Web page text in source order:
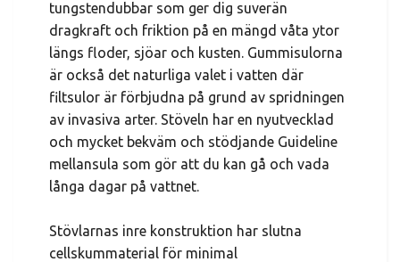
tungstendubbar som ger dig suverän
dragkraft och friktion på en mängd våta ytor
längs floder, sjöar och kusten. Gummisulorna
är också det naturliga valet i vatten där
filtsulor är förbjudna på grund av spridningen
av invasiva arter. Stöveln har en nyutvecklad
och mycket bekväm och stödjande Guideline
mellansula som gör att du kan gå och vada
långa dagar på vattnet.
Stövlarnas inre konstruktion har slutna
cellskummaterial för minimal